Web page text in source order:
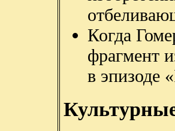
Когда
фрагмент
в эпизоде